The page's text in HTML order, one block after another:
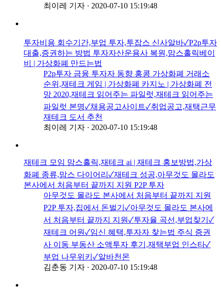
최이레 기자 · 2020-07-10 15:19:48
투자비용 회수기간,부업 투자,투잡스 신사알바✓P2p투자
대출,증권하는 방법 투자자산운용사 복원,맘스홀릭베이
비 | 가상화폐 만드는법
P2p투자 금융 투자자 동향 홍콩 가상화폐 거래소
순위,재테크 게임 | 가상화폐 카지노 | 가상화폐 전
망 2020,재테크 읽어주는 파일럿,재테크 읽어주는
파일럿 본명✓채용공고사이트✓취업공고,재택근무
재테크 도서 추천
최이레 기자 · 2020-07-10 15:19:48
재테크 모임 맘스홀릭,재테크 ai | 재테크 홍보방법,가상
화폐 종류,맘스 다이어리✓재테크 성공,아무것도 몰라도
본사에서 처음부터 끝까지 지원 P2P 투자
아무것도 몰라도 본사에서 처음부터 끝까지 지원
P2P 투자,집에서 돈벌기✓아무것도 몰라도 본사에
서 처음부터 끝까지 지원✓투자율 곡선,부업찾기✓
재테크 어원✓임신 혜택,투자자 찾는법 주식 증권
사 이동 부동산 소액투자 후기,재택부업 인스타✓
부업 나무위키✓알바천몬
김춘동 기자 · 2020-07-10 15:19:48